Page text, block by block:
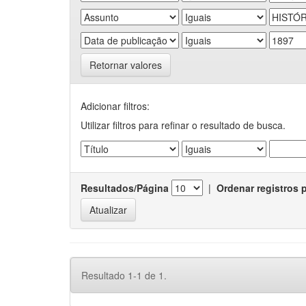
Retornar valores
Adicionar filtros:
Utilizar filtros para refinar o resultado de busca.
Resultados/Página | Ordenar registros
Resultado 1-1 de 1.